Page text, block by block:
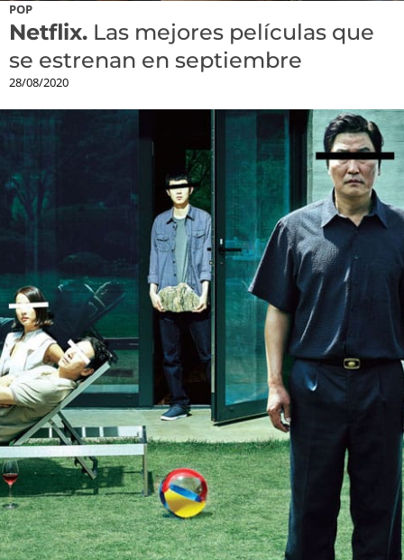
POP
Netflix. Las mejores películas que
se estrenan en septiembre
28/08/2020